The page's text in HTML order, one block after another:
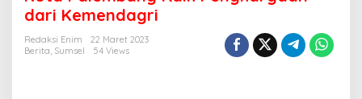
a
dari Kemendagri
Redaksi Enim
22 Maret 2023
Berita, Sumsel 54 Views